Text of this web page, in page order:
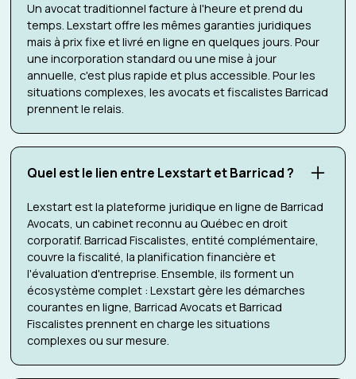
Un avocat traditionnel facture à l'heure et prend du
temps. Lexstart offre les mêmes garanties juridiques
mais à prix fixe et livré en ligne en quelques jours. Pour
une incorporation standard ou une mise à jour
annuelle, c'est plus rapide et plus accessible. Pour les
situations complexes, les avocats et fiscalistes Barricad
prennent le relais.
Quel est le lien entre Lexstart et Barricad ?
Lexstart est la plateforme juridique en ligne de Barricad
Avocats, un cabinet reconnu au Québec en droit
corporatif. Barricad Fiscalistes, entité complémentaire,
couvre la fiscalité, la planification financière et
l'évaluation d'entreprise. Ensemble, ils forment un
écosystème complet : Lexstart gère les démarches
courantes en ligne, Barricad Avocats et Barricad
Fiscalistes prennent en charge les situations
complexes ou sur mesure.